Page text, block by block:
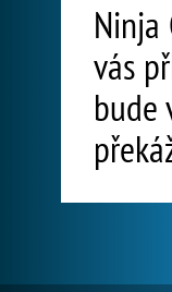
Ninja
vás
bude